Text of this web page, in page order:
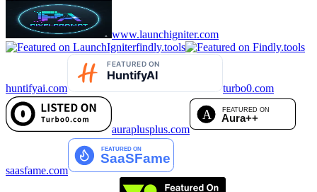
www.launchigniter.com
findly.tools
huntifyai.com turbo0.com
auraplusplus.com
saasfame.com